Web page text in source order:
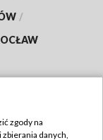
/
zgody na
danych,